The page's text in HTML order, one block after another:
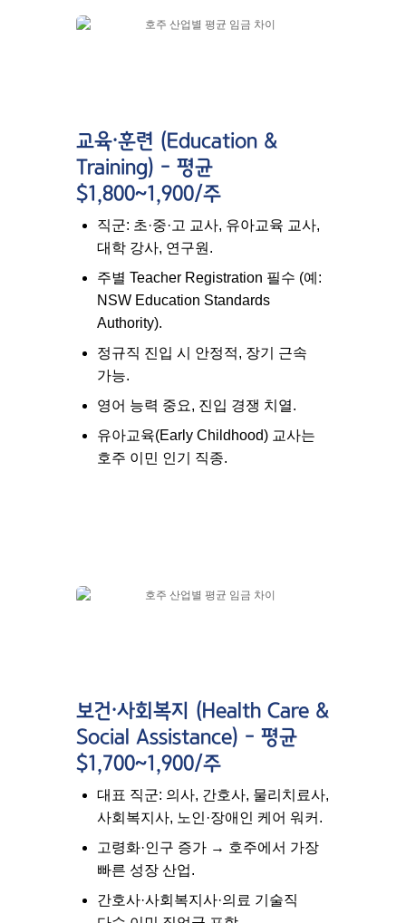
교육·훈련 (Education &
Training) – 평균
$1,800~1,900/주
직군: 초·중·고 교사, 유아교육 교사,
대학 강사, 연구원.
주별 Teacher Registration 필수 (예:
NSW Education Standards
Authority).
정규직 진입 시 안정적, 장기 근속
가능.
영어 능력 중요, 진입 경쟁 치열.
유아교육(Early Childhood) 교사는
호주 이민 인기 직종.
보건·사회복지 (Health Care &
Social Assistance) – 평균
$1,700~1,900/주
대표 직군: 의사, 간호사, 물리치료사,
사회복지사, 노인·장애인 케어 워커.
고령화·인구 증가 → 호주에서 가장
빠른 성장 산업.
간호사·사회복지사·의료 기술직